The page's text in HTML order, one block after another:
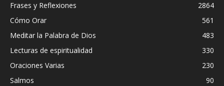
Frases y Reflexiones
2864
Cómo Orar
561
Meditar la Palabra de Dios
483
Lecturas de espiritualidad
330
Oraciones Varias
230
Salmos
90